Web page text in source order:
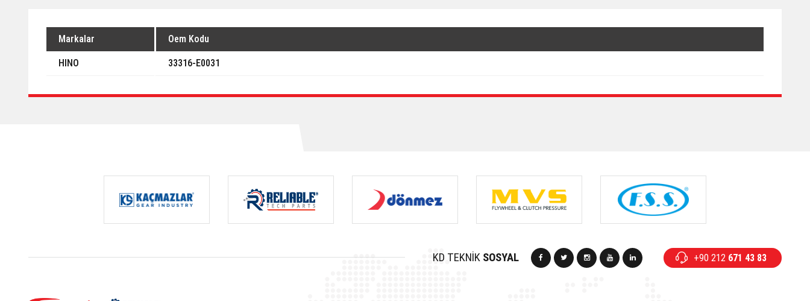
Markalar Oem Kodu
HINO 33316-E0031
+90 212 671 43 83
KD TEKNİK SOSYAL